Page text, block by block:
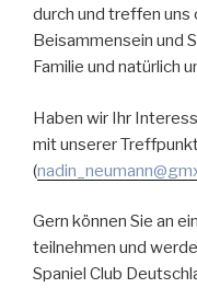
durch und treffen uns
Beisammensein und
Familie und natürlich
Haben wir Ihr
mit unserer
(
Gern können Sie an
teilnehmen und
Spaniel Club